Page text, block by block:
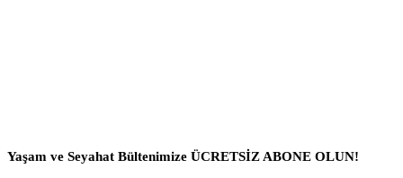
Yaşam ve Seyahat Bültenimize ÜCRETSİZ ABONE OLUN!